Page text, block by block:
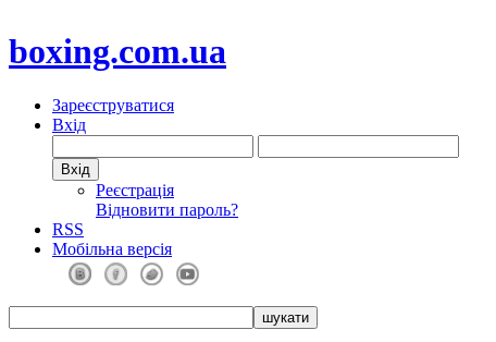
boxing.com.ua
Зареєструватися
Вхід
Реєстрація
Відновити пароль?
RSS
Мобільна версія